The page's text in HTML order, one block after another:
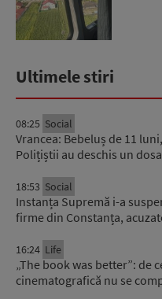
Ultimele stiri
08:25 Social
Vrancea: Bebeluș de 11
Polițiștii au deschis un
18:53 Social
Instanța Supremă i-a
firme din Constanța,
16:24 Life
„The book was better”: de
cinematografică nu se